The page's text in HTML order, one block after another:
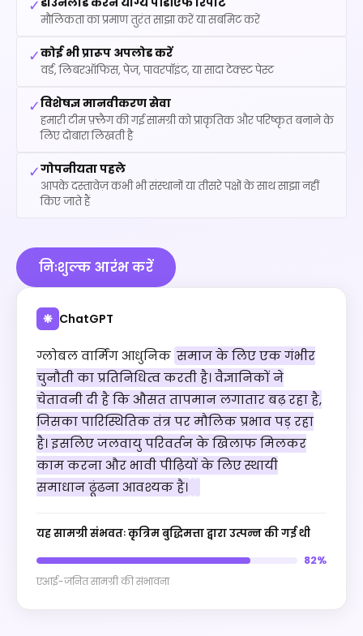
✓
मौलिकता का प्रमाण तुरंत साझा करें या सबमिट करें
✓कोई भी प्रारूप अपलोड करें
वर्ड, लिबरऑफिस, पेज, पावरपॉइंट, या सादा टेक्स्ट पेस्ट
✓विशेषज्ञ मानवीकरण सेवा
हमारी टीम फ़्लैग की गई सामग्री को प्राकृतिक और परिष्कृत बनाने के
लिए दोबारा लिखती है
✓गोपनीयता पहले
आपके दस्तावेज़ कभी भी संस्थानों या तीसरे पक्षों के साथ साझा नहीं
किए जाते हैं
निःशुल्क आरंभ करें
❋ ChatGPT
ग्लोबल वार्मिंग आधुनिक समाज के लिए एक गंभीर
चुनौती का प्रतिनिधित्व करती है। वैज्ञानिकों ने
चेतावनी दी है कि औसत तापमान लगातार बढ़ रहा है,
जिसका पारिस्थितिक तंत्र पर मौलिक प्रभाव पड़ रहा
है। इसलिए जलवायु परिवर्तन के खिलाफ मिलकर
काम करना और भावी पीढ़ियों के लिए स्थायी
समाधान ढूंढना आवश्यक है।
यह सामग्री संभवतः कृत्रिम बुद्धिमत्ता द्वारा उत्पन्न की गई थी
82%
एआई-जनित सामग्री की संभावना